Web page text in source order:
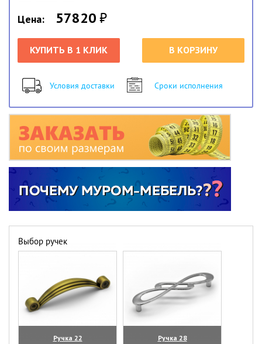
Цена: 57820₽
КУПИТЬ В 1 КЛИК В КОРЗИНУ
Условия доставки Сроки исполнения
Выбор ручек
Ручка 22
Ручка 28